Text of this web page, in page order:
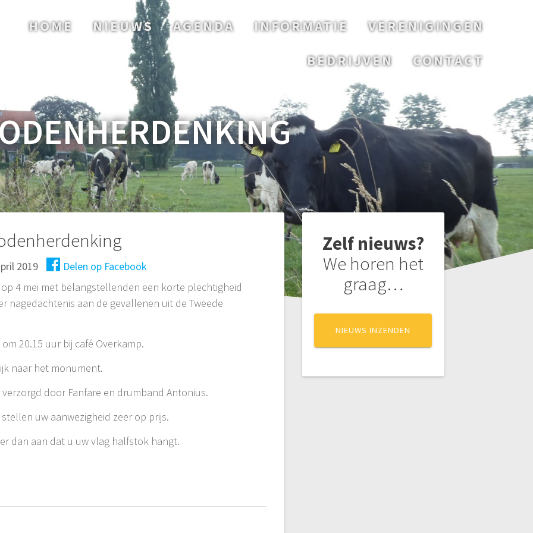
HOME NIEUWS AGENDA INFORMATIE
VERENIGINGEN
BEDRIJVEN
CONTACT
2019
Delen op Facebook
4 mei met belangstellenden een korte plechtigheid
nagedachtenis aan de gevallenen uit de Tweede
20.15 uur bij café Overkamp.
naar het monument.
door Fanfare en drumband Antonius.
uw aanwezigheid zeer op prijs.
dan aan dat u uw vlag halfstok hangt.
Zelf nieuws?
We horen het
graag…
NIEUWS INZENDEN